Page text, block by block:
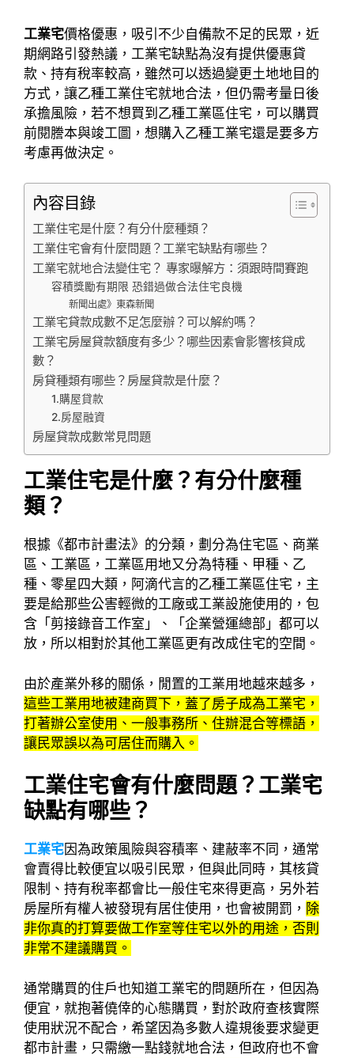
工業宅價格優惠，吸引不少自備款不足的民眾，近
期網路引發熱議，工業宅缺點為沒有提供優惠貸
款、持有稅率較高，雖然可以透過變更土地地目的
方式，讓乙種工業住宅就地合法，但仍需考量日後
承擔風險，若不想買到乙種工業區住宅，可以購買
前閱謄本與竣工圖，想購入乙種工業宅還是要多方
考慮再做決定。
內容目錄
工業住宅是什麼？有分什麼種類？
工業住宅會有什麼問題？工業宅缺點有哪些？
工業宅就地合法變住宅？ 專家曝解方：須跟時間賽跑
容積獎勵有期限 恐錯過做合法住宅良機
新聞出處》東森新聞
工業宅貸款成數不足怎麼辦？可以解約嗎？
工業宅房屋貸款額度有多少？哪些因素會影響核貸成
數？
房貸種類有哪些？房屋貸款是什麼？
1.購屋貸款
2.房屋融資
房屋貸款成數常見問題
工業住宅是什麼？有分什麼種
類？
根據《都市計畫法》的分類，劃分為住宅區、商業
區、工業區，工業區用地又分為特種、甲種、乙
種、零星四大類，阿滴代言的乙種工業區住宅，主
要是給那些公害輕微的工廠或工業設施使用的，包
含「剪接錄音工作室」、「企業營運總部」都可以
放，所以相對於其他工業區更有改成住宅的空間。
由於產業外移的關係，閒置的工業用地越來越多，
這些工業用地被建商買下，蓋了房子成為工業宅，
打著辦公室使用、一般事務所、住辦混合等標語，
讓民眾誤以為可居住而購入。
工業住宅會有什麼問題？工業宅
缺點有哪些？
工業宅因為政策風險與容積率、建蔽率不同，通常
會賣得比較便宜以吸引民眾，但與此同時，其核貸
限制、持有稅率都會比一般住宅來得更高，另外若
房屋所有權人被發現有居住使用，也會被開罰， 除
非你真的打算要做工作室等住宅以外的用途，否則
非常不建議購買。
通常購買的住戶也知道工業宅的問題所在，但因為
便宜，就抱著僥倖的心態購買，對於政府查核實際
使用狀況不配合，希望因為多數人違規後要求變更
都市計畫，只需繳一點錢就地合法，但政府也不會